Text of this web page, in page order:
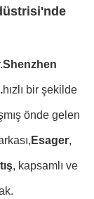
Shenzhen
hızlı bir şekilde
önde gelen
Esager,
, kapsamlı ve